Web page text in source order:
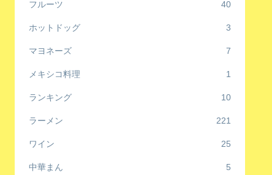
フルーツ 40
ホットドッグ 3
マヨネーズ 7
メキシコ料理 1
ランキング 10
ラーメン 221
ワイン 25
中華まん 5